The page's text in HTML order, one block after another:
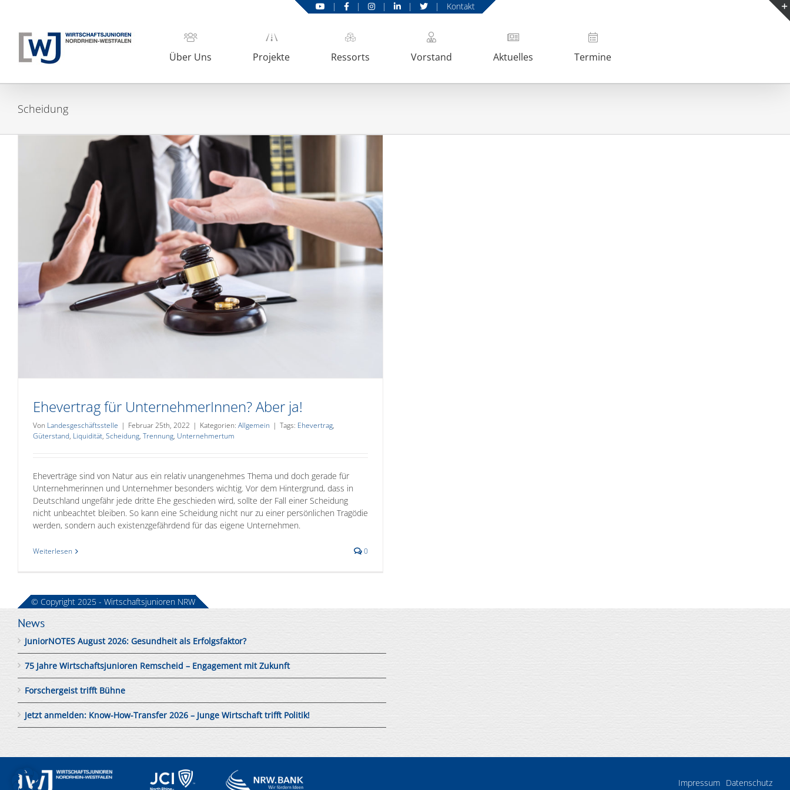
springen
Über Uns Projekte Ressorts Vorstand Aktuelles Termine
| | | | | Kontakt
Scheidung
Ehevertrag für UnternehmerInnen? Aber ja!
Von Landesgeschäftsstelle | Februar 25th, 2022 | Kategorien: Allgemein | Tags: Ehevertrag,
Güterstand, Liquidität, Scheidung, Trennung, Unternehmertum
Eheverträge sind von Natur aus ein relativ unangenehmes Thema und doch gerade für
Unternehmerinnen und Unternehmer besonders wichtig. Vor dem Hintergrund, dass in
Deutschland ungefähr jede dritte Ehe geschieden wird, sollte der Fall einer Scheidung
nicht unbeachtet bleiben. So kann eine Scheidung nicht nur zu einer persönlichen Tragödie
werden, sondern auch existenzgefährdend für das eigene Unternehmen.
Weiterlesen 0
News
JuniorNOTES August 2026: Gesundheit als Erfolgsfaktor?
75 Jahre Wirtschaftsjunioren Remscheid – Engagement mit Zukunft
Forschergeist trifft Bühne
Jetzt anmelden: Know-How-Transfer 2026 – Junge Wirtschaft trifft Politik!
© Copyright 2025 - Wirtschaftsjunioren NRW
Impressum Datenschutz